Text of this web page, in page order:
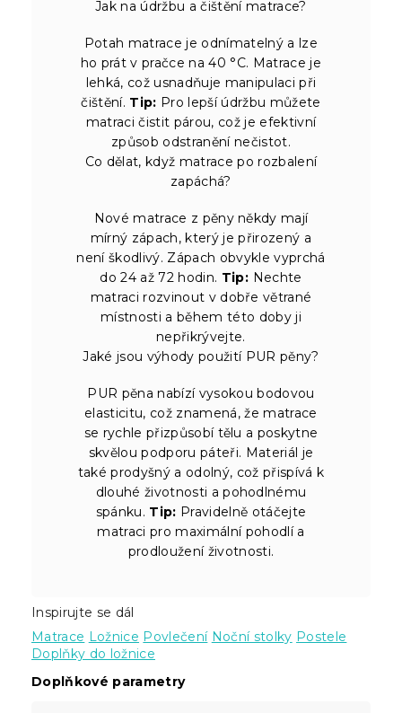
Jak na údržbu a čištění matrace?
Potah matrace je odnímatelný a lze
ho prát v pračce na 40 °C. Matrace je
lehká, což usnadňuje manipulaci při
čištění. Tip: Pro lepší údržbu můžete
matraci čistit párou, což je efektivní
způsob odstranění nečistot.
Co dělat, když matrace po rozbalení
zapáchá?
Nové matrace z pěny někdy mají
mírný zápach, který je přirozený a
není škodlivý. Zápach obvykle vyprchá
do 24 až 72 hodin. Tip: Nechte
matraci rozvinout v dobře větrané
místnosti a během této doby ji
nepřikrývejte.
Jaké jsou výhody použití PUR pěny?
PUR pěna nabízí vysokou bodovou
elasticitu, což znamená, že matrace
se rychle přizpůsobí tělu a poskytne
skvělou podporu páteři. Materiál je
také prodyšný a odolný, což přispívá k
dlouhé životnosti a pohodlnému
spánku. Tip: Pravidelně otáčejte
matraci pro maximální pohodlí a
prodloužení životnosti.
Inspirujte se dál
Matrace Ložnice Povlečení Noční stolky Postele
Doplňky do ložnice
Doplňkové parametry